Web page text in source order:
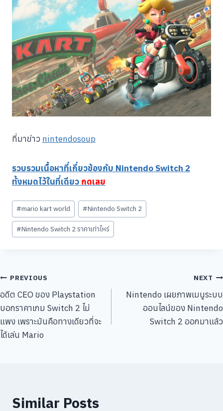
ที่มาข่าว nintendosoup
รวบรวมเนื้อหาที่เกี่ยวข้องกับ Nintendo Switch 2
ทั้งหมดไว้ในที่เดียว กดเลย
Post
Tags:
#mario kart world #Nintendo Switch 2
#Nintendo Switch 2 ราคาเท่าไหร่
แนะแนว
เรื่อง
PREVIOUS
อดีต CEO ของ Playstation
บอกราคาเกม Switch 2 ไม่
แพง เพราะมันคือทางเดียวที่จะ
ได้เล่น Mario
NEXT
Nintendo เผยภาพเมนูระบบ
ออนไลน์ของ Nintendo
Switch 2 ออกมาแล้ว
Similar Posts